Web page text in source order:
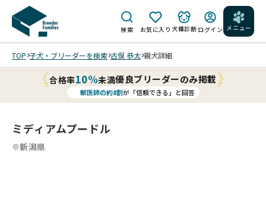
検索 お気に入り 犬種診断 ログイン メニュー
TOP 子犬・ブリーダーを検索 古俣 恭太 親犬詳細
合格率10%未満優良ブリーダーのみ掲載
獣医師の約8割が「信頼できる」と回答
ミディアムプードル
新潟県